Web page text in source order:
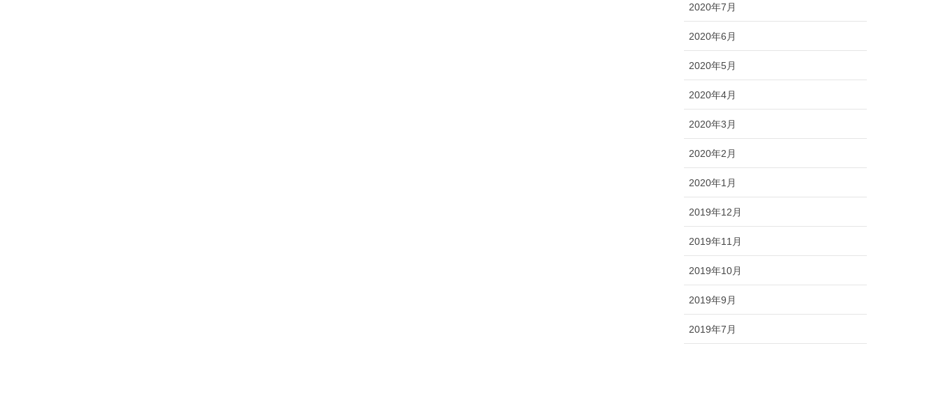
2020年7月
2020年6月
2020年5月
2020年4月
2020年3月
2020年2月
2020年1月
2019年12月
2019年11月
2019年10月
2019年9月
2019年7月